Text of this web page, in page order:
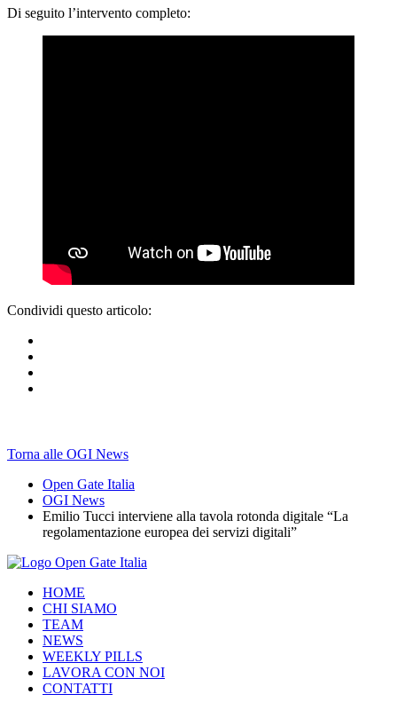
Di seguito l’intervento completo:
Condividi questo articolo:
Torna alle OGI News
Open Gate Italia
OGI News
Emilio Tucci interviene alla tavola rotonda digitale “La
regolamentazione europea dei servizi digitali”
HOME
CHI SIAMO
TEAM
NEWS
WEEKLY PILLS
LAVORA CON NOI
CONTATTI